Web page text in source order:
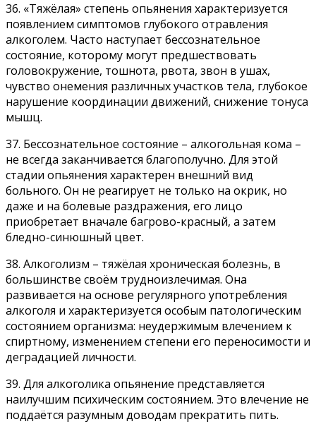
36. «Тяжёлая» степень опьянения характеризуется
появлением симптомов глубокого отравления
алкоголем. Часто наступает бессознательное
состояние, которому могут предшествовать
головокружение, тошнота, рвота, звон в ушах,
чувство онемения различных участков тела, глубокое
нарушение координации движений, снижение тонуса
мышц.
37. Бессознательное состояние – алкогольная кома –
не всегда заканчивается благополучно. Для этой
стадии опьянения характерен внешний вид
больного. Он не реагирует не только на окрик, но
даже и на болевые раздражения, его лицо
приобретает вначале багрово-красный, а затем
бледно-синюшный цвет.
38. Алкоголизм – тяжёлая хроническая болезнь, в
большинстве своём трудноизлечимая. Она
развивается на основе регулярного употребления
алкоголя и характеризуется особым патологическим
состоянием организма: неудержимым влечением к
спиртному, изменением степени его переносимости и
деградацией личности.
39. Для алкоголика опьянение представляется
наилучшим психическим состоянием. Это влечение не
поддаётся разумным доводам прекратить пить.